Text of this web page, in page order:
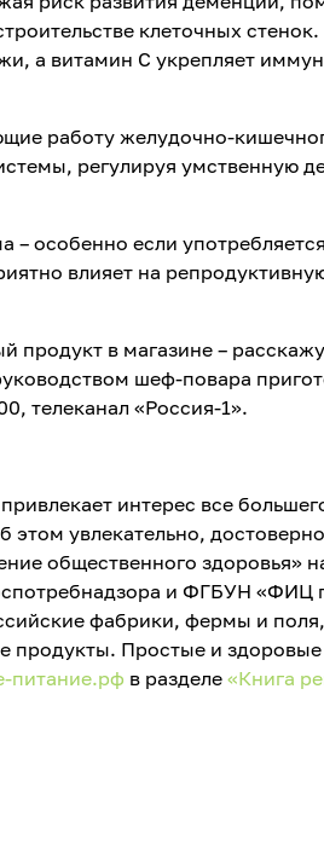
клеточных
а витамин С укрепляет
работу желудочно-
регулируя умственную
особенно если
влияет на
продукт в магазине –
шеф-повара
телеканал «Россия-1».
интерес все
увлекательно,
общественного здоровья»
и ФГБУН «ФИЦ
фабрики, фермы и
продукты. Простые и
питание.рф в разделе «Книга